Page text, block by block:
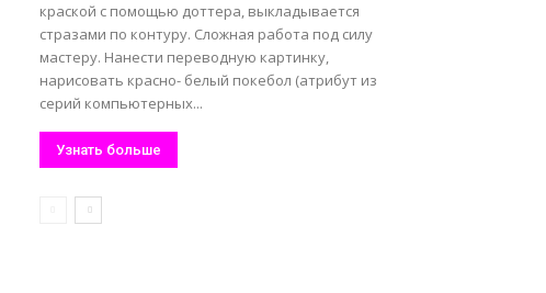
краской с помощью доттера, выкладывается
стразами по контуру. Сложная работа под силу
мастеру. Нанести переводную картинку,
нарисовать красно- белый покебол (атрибут из
серий компьютерных...
Узнать больше